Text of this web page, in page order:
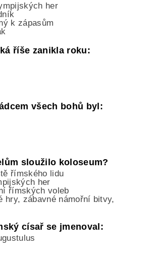
her
k zápasům
říše zanikla roku:
všech bohů byl:
sloužilo koloseum?
římského lidu
her
římských voleb
hry, zábavné námořní bitvy,
císař se jmenoval: